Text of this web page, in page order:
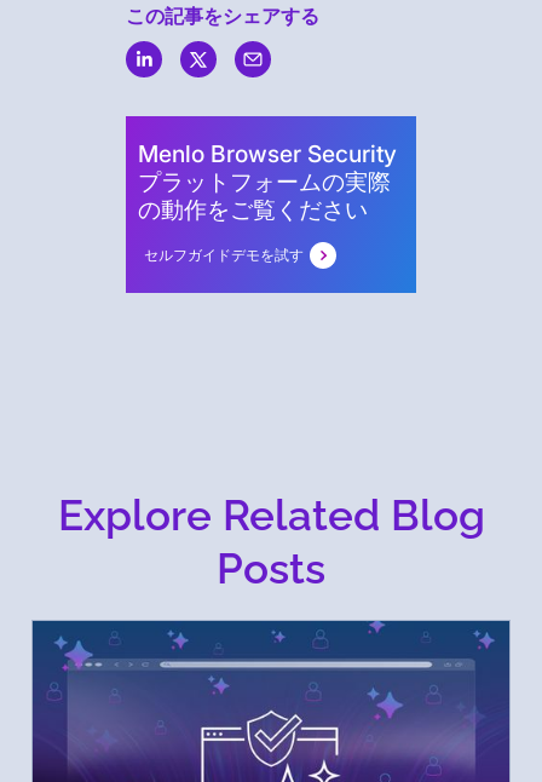
この記事をシェアする
Menlo Browser Security
プラットフォームの実際
の動作をご覧ください
セルフガイドデモを試す
Explore Related Blog
Posts